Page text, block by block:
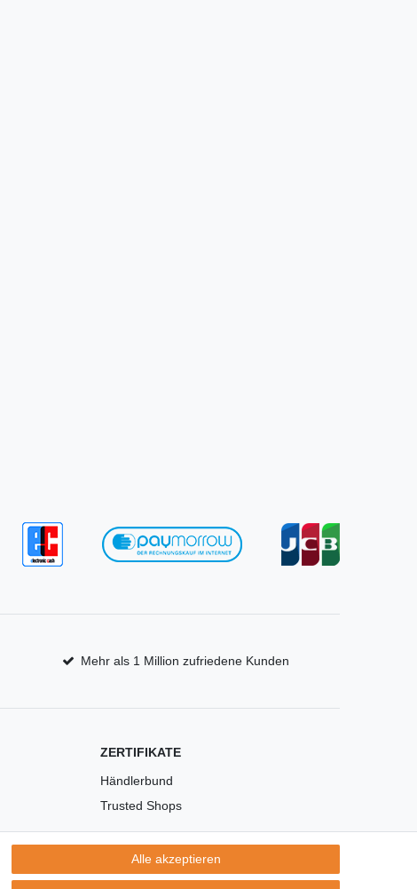
Mehr als 1 Million zufriedene Kunden
ZERTIFIKATE
Händlerbund
Trusted Shops
Alle akzeptieren